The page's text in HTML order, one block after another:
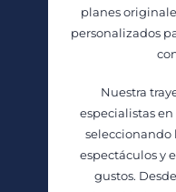
planes
personalizados
Nuestra
especialistas en
seleccionando
espectáculos y
gustos.